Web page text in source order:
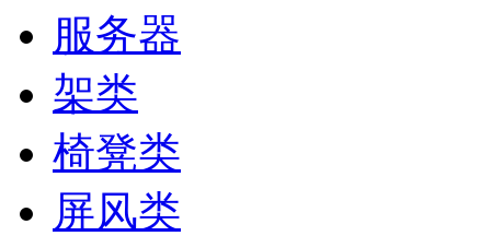
服务器
架类
椅凳类
屏风类